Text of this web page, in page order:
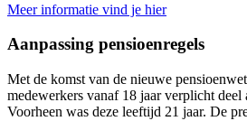
Meer informatie vind je hier
Aanpassing pensioenregels
Met de komst van de nieuwe
medewerkers vanaf 18 jaar verplicht deel
Voorheen was deze leeftijd 21 jaar. De